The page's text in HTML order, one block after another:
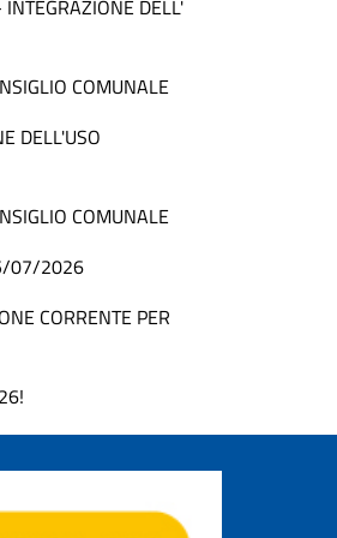
DELL'
COMUNALE
DELL'USO
COMUNALE
07/2026
CORRENTE PER